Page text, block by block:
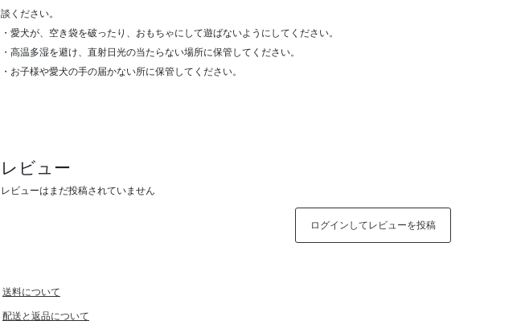
談ください。
・愛犬が、空き袋を破ったり、おもちゃにして遊ばないようにしてください。
・高温多湿を避け、直射日光の当たらない場所に保管してください。
・お子様や愛犬の手の届かない所に保管してください。
レビュー
レビューはまだ投稿されていません
ログインしてレビューを投稿
送料について
配送と返品について